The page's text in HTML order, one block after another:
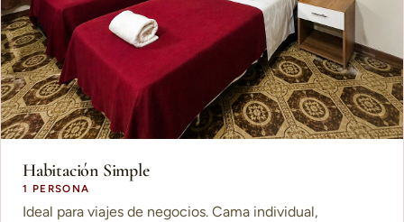
Habitación Simple
1 PERSONA
Ideal para viajes de negocios. Cama individual,